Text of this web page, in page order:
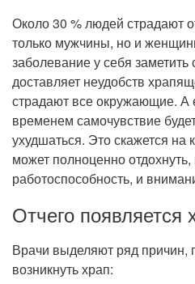
на дому
Прием врача-уролога
Прием врача-невролога
Прием врача-
Прием врача-кардиолога
Рентгенология
Около 30 % людей страдают
только мужчины, но и
заболевание у себя заметить
доставляет неудобств
страдают все окружающие. А
временем самочувствие
ухудшаться. Это скажется на
может полноценно отдохнуть,
работоспособность, и
Отчего появляется
Врачи выделяют ряд причин,
возникнуть храп: